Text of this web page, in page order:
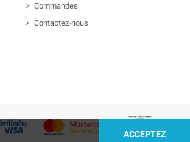
Commandes
Contactez-nous
ACCEPTEZ